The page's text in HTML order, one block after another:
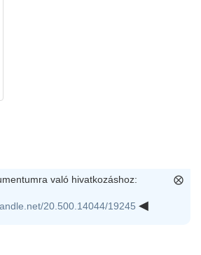
való hivatkozáshoz:
20.500.14044/19245